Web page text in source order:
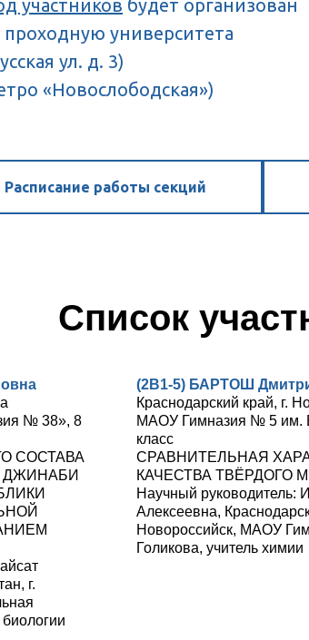
участников будет организован
проходную университета
ул. д. 3)
«Новослободская»)
Расписание работы секций
Список
№ 38», 8
СОСТАВА
ДЖИНАБИ
г.
(2В1-5) БАРТОШ
Краснодарский край, г.
МАОУ Гимназия № 5 им.
класс
СРАВНИТЕЛЬНАЯ
КАЧЕСТВА ТВЁРДОГО
Научный руководитель:
Алексеевна,
Новороссийск, МАОУ
Голикова, учитель химии